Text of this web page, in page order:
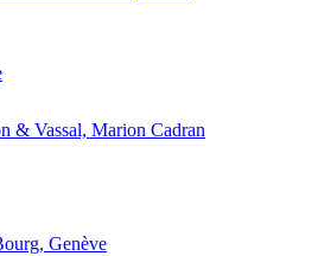
& Vassal, Marion Cadran
Genève